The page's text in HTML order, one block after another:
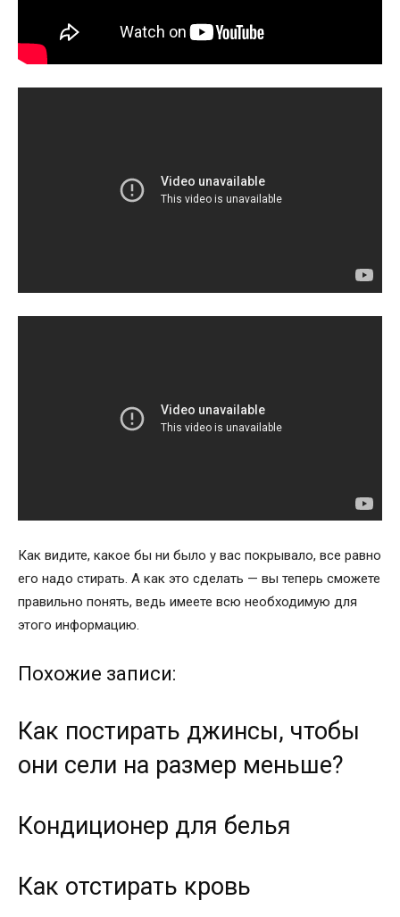
Как видите, какое бы ни было у вас покрывало, все равно
его надо стирать. А как это сделать — вы теперь сможете
правильно понять, ведь имеете всю необходимую для
этого информацию.
Похожие записи:
Как постирать джинсы, чтобы
они сели на размер меньше?
Кондиционер для белья
Как отстирать кровь